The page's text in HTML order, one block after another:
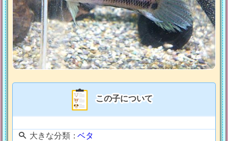
この子について
大きな分類：ベタ